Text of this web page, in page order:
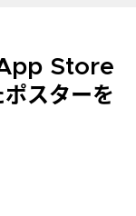
App Store
スターを